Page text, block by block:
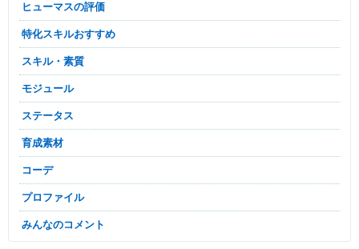
ヒューマスの評価
特化スキルおすすめ
スキル・素質
モジュール
ステータス
育成素材
コーデ
プロファイル
みんなのコメント